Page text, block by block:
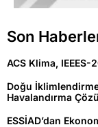
Son
ACS Klima,
Doğu
Havalandırma
ESSİAD’dan